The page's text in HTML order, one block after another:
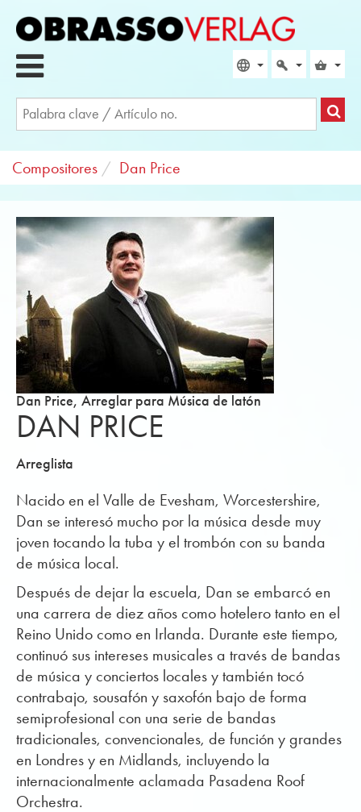
Compositores Dan Price
Dan Price, Arreglar para Música de latón
DAN PRICE
Arreglista
Nacido en el Valle de Evesham, Worcestershire,
Dan se interesó mucho por la música desde muy
joven tocando la tuba y el trombón con su banda
de música local.
Después de dejar la escuela, Dan se embarcó en
una carrera de diez años como hotelero tanto en el
Reino Unido como en Irlanda. Durante este tiempo,
continuó sus intereses musicales a través de bandas
de música y conciertos locales y también tocó
contrabajo, sousafón y saxofón bajo de forma
semiprofesional con una serie de bandas
tradicionales, convencionales, de función y grandes
en Londres y en Midlands, incluyendo la
internacionalmente aclamada Pasadena Roof
Orchestra.